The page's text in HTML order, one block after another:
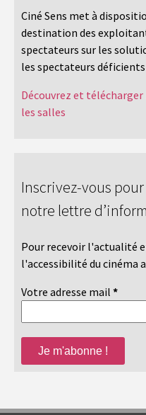
Ciné Sens met à
destination des
spectateurs sur les
les spectateurs
Découvrez et
les salles
Inscrivez-vous
notre lettre
Pour recevoir l'actualité
l'accessibilité du cinéma
Votre adresse mail *